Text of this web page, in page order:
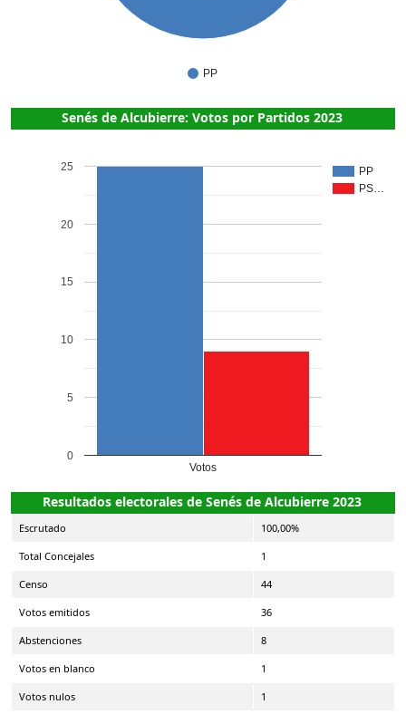
PP
Senés de Alcubierre: Votos por Partidos 2023
PP
PS…
Votos
0
5
10
15
20
25
Resultados electorales de Senés de Alcubierre 2023
Escrutado 100,00%
Total Concejales 1
Censo 44
Votos emitidos 36
Abstenciones 8
Votos en blanco 1
Votos nulos 1